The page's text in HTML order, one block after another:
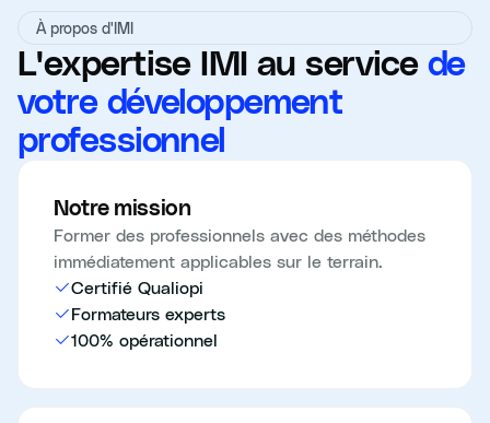
À propos d'IMI
L'expertise IMI au service de
votre développement
professionnel
Notre mission
Former des professionnels avec des méthodes
immédiatement applicables sur le terrain.
Certifié Qualiopi
Formateurs experts
100% opérationnel